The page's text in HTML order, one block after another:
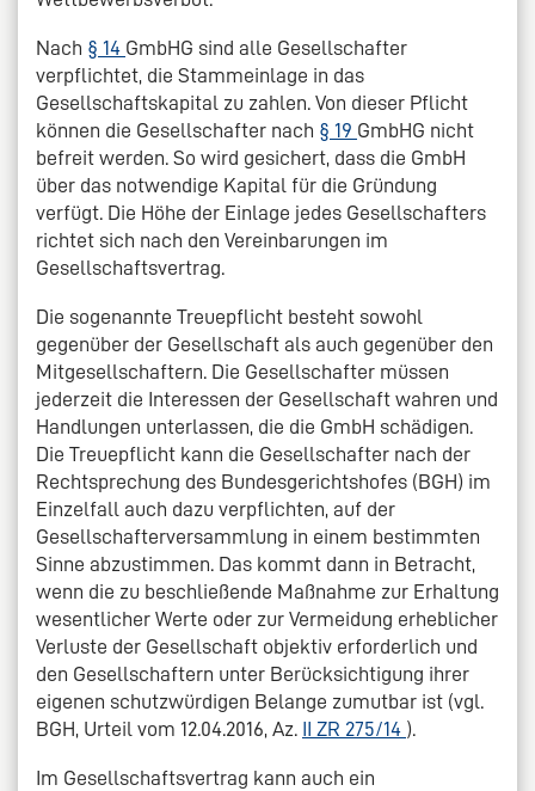
Nach § 14 GmbHG sind alle Gesellschafter
verpflichtet, die Stammeinlage in das
Gesellschaftskapital zu zahlen. Von dieser Pflicht
können die Gesellschafter nach § 19 GmbHG nicht
befreit werden. So wird gesichert, dass die GmbH
über das notwendige Kapital für die Gründung
verfügt. Die Höhe der Einlage jedes Gesellschafters
richtet sich nach den Vereinbarungen im
Gesellschaftsvertrag.
Die sogenannte Treuepflicht besteht sowohl
gegenüber der Gesellschaft als auch gegenüber den
Mitgesellschaftern. Die Gesellschafter müssen
jederzeit die Interessen der Gesellschaft wahren und
Handlungen unterlassen, die die GmbH schädigen.
Die Treuepflicht kann die Gesellschafter nach der
Rechtsprechung des Bundesgerichtshofes (BGH) im
Einzelfall auch dazu verpflichten, auf der
Gesellschafterversammlung in einem bestimmten
Sinne abzustimmen. Das kommt dann in Betracht,
wenn die zu beschließende Maßnahme zur Erhaltung
wesentlicher Werte oder zur Vermeidung erheblicher
Verluste der Gesellschaft objektiv erforderlich und
den Gesellschaftern unter Berücksichtigung ihrer
eigenen schutzwürdigen Belange zumutbar ist (vgl.
BGH, Urteil vom 12.04.2016, Az.
II ZR 275/14 ).
Im Gesellschaftsvertrag kann auch ein